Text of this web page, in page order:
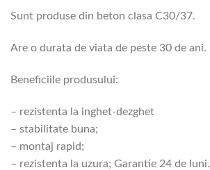
Sunt produse din beton clasa C30/37.
Are o durata de viata de peste 30 de ani.
Beneficiile produsului:
– rezistenta la inghet-dezghet
– stabilitate buna;
– montaj rapid;
– rezistenta la uzura; Garantie 24 de luni.